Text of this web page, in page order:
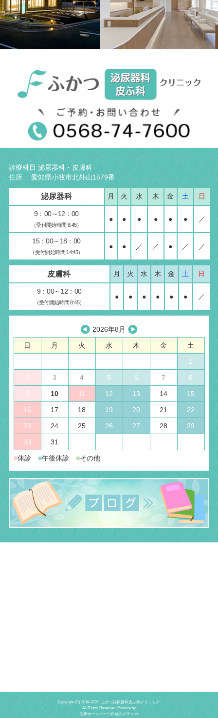
診療科目 泌尿器科・皮膚科
住所 愛知県小牧市北外山1579番
泌尿器科 月 火 水 木 金 土 日
9：00～12：00
（受付開始時間 8:45）
● ● ● ● ● ● ／
15：00～18：00
（受付開始時間 14:45）
● ● ／ ／ ● ／ ／
皮膚科 月 火 水 木 金 土 日
9：00～12：00
（受付開始時間 8:45）
● ● ● ● ● ● ／
2026年8月
日 月 火 水 木 金 土
1
2 3 4 5 6 7 8
9 10 11 12 13 14 15
16 17 18 19 20 21 22
23 24 25 26 27 28 29
30 31
■休診 ■午後休診 ■その他
Copyright (C) 2018-2026 ふかつ泌尿器科皮ふ科クリニック.
All Rights Reserved. Produce by
医療ホームページ作成のメディカ